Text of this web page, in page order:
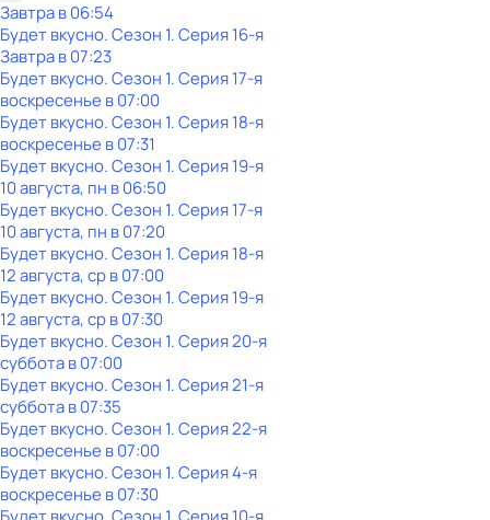
Завтра в 06:54
Будет вкусно. Сезон 1. Серия 16-я
Завтра в 07:23
Будет вкусно. Сезон 1. Серия 17-я
воскресенье в07:00
Будет вкусно. Сезон 1. Серия 18-я
воскресенье в07:31
Будет вкусно. Сезон 1. Серия 19-я
10 августа, пн в 06:50
Будет вкусно. Сезон 1. Серия 17-я
10 августа, пн в 07:20
Будет вкусно. Сезон 1. Серия 18-я
12 августа, ср в 07:00
Будет вкусно. Сезон 1. Серия 19-я
12 августа, ср в 07:30
Будет вкусно. Сезон 1. Серия 20-я
субботав07:00
Будет вкусно. Сезон 1. Серия 21-я
субботав07:35
Будет вкусно. Сезон 1. Серия 22-я
воскресенье в07:00
Будет вкусно. Сезон 1. Серия 4-я
воскресенье в07:30